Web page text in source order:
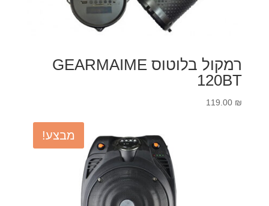
רמקול בלוטוס GEARMAIME
120BT
119.00 ₪
מבצע!